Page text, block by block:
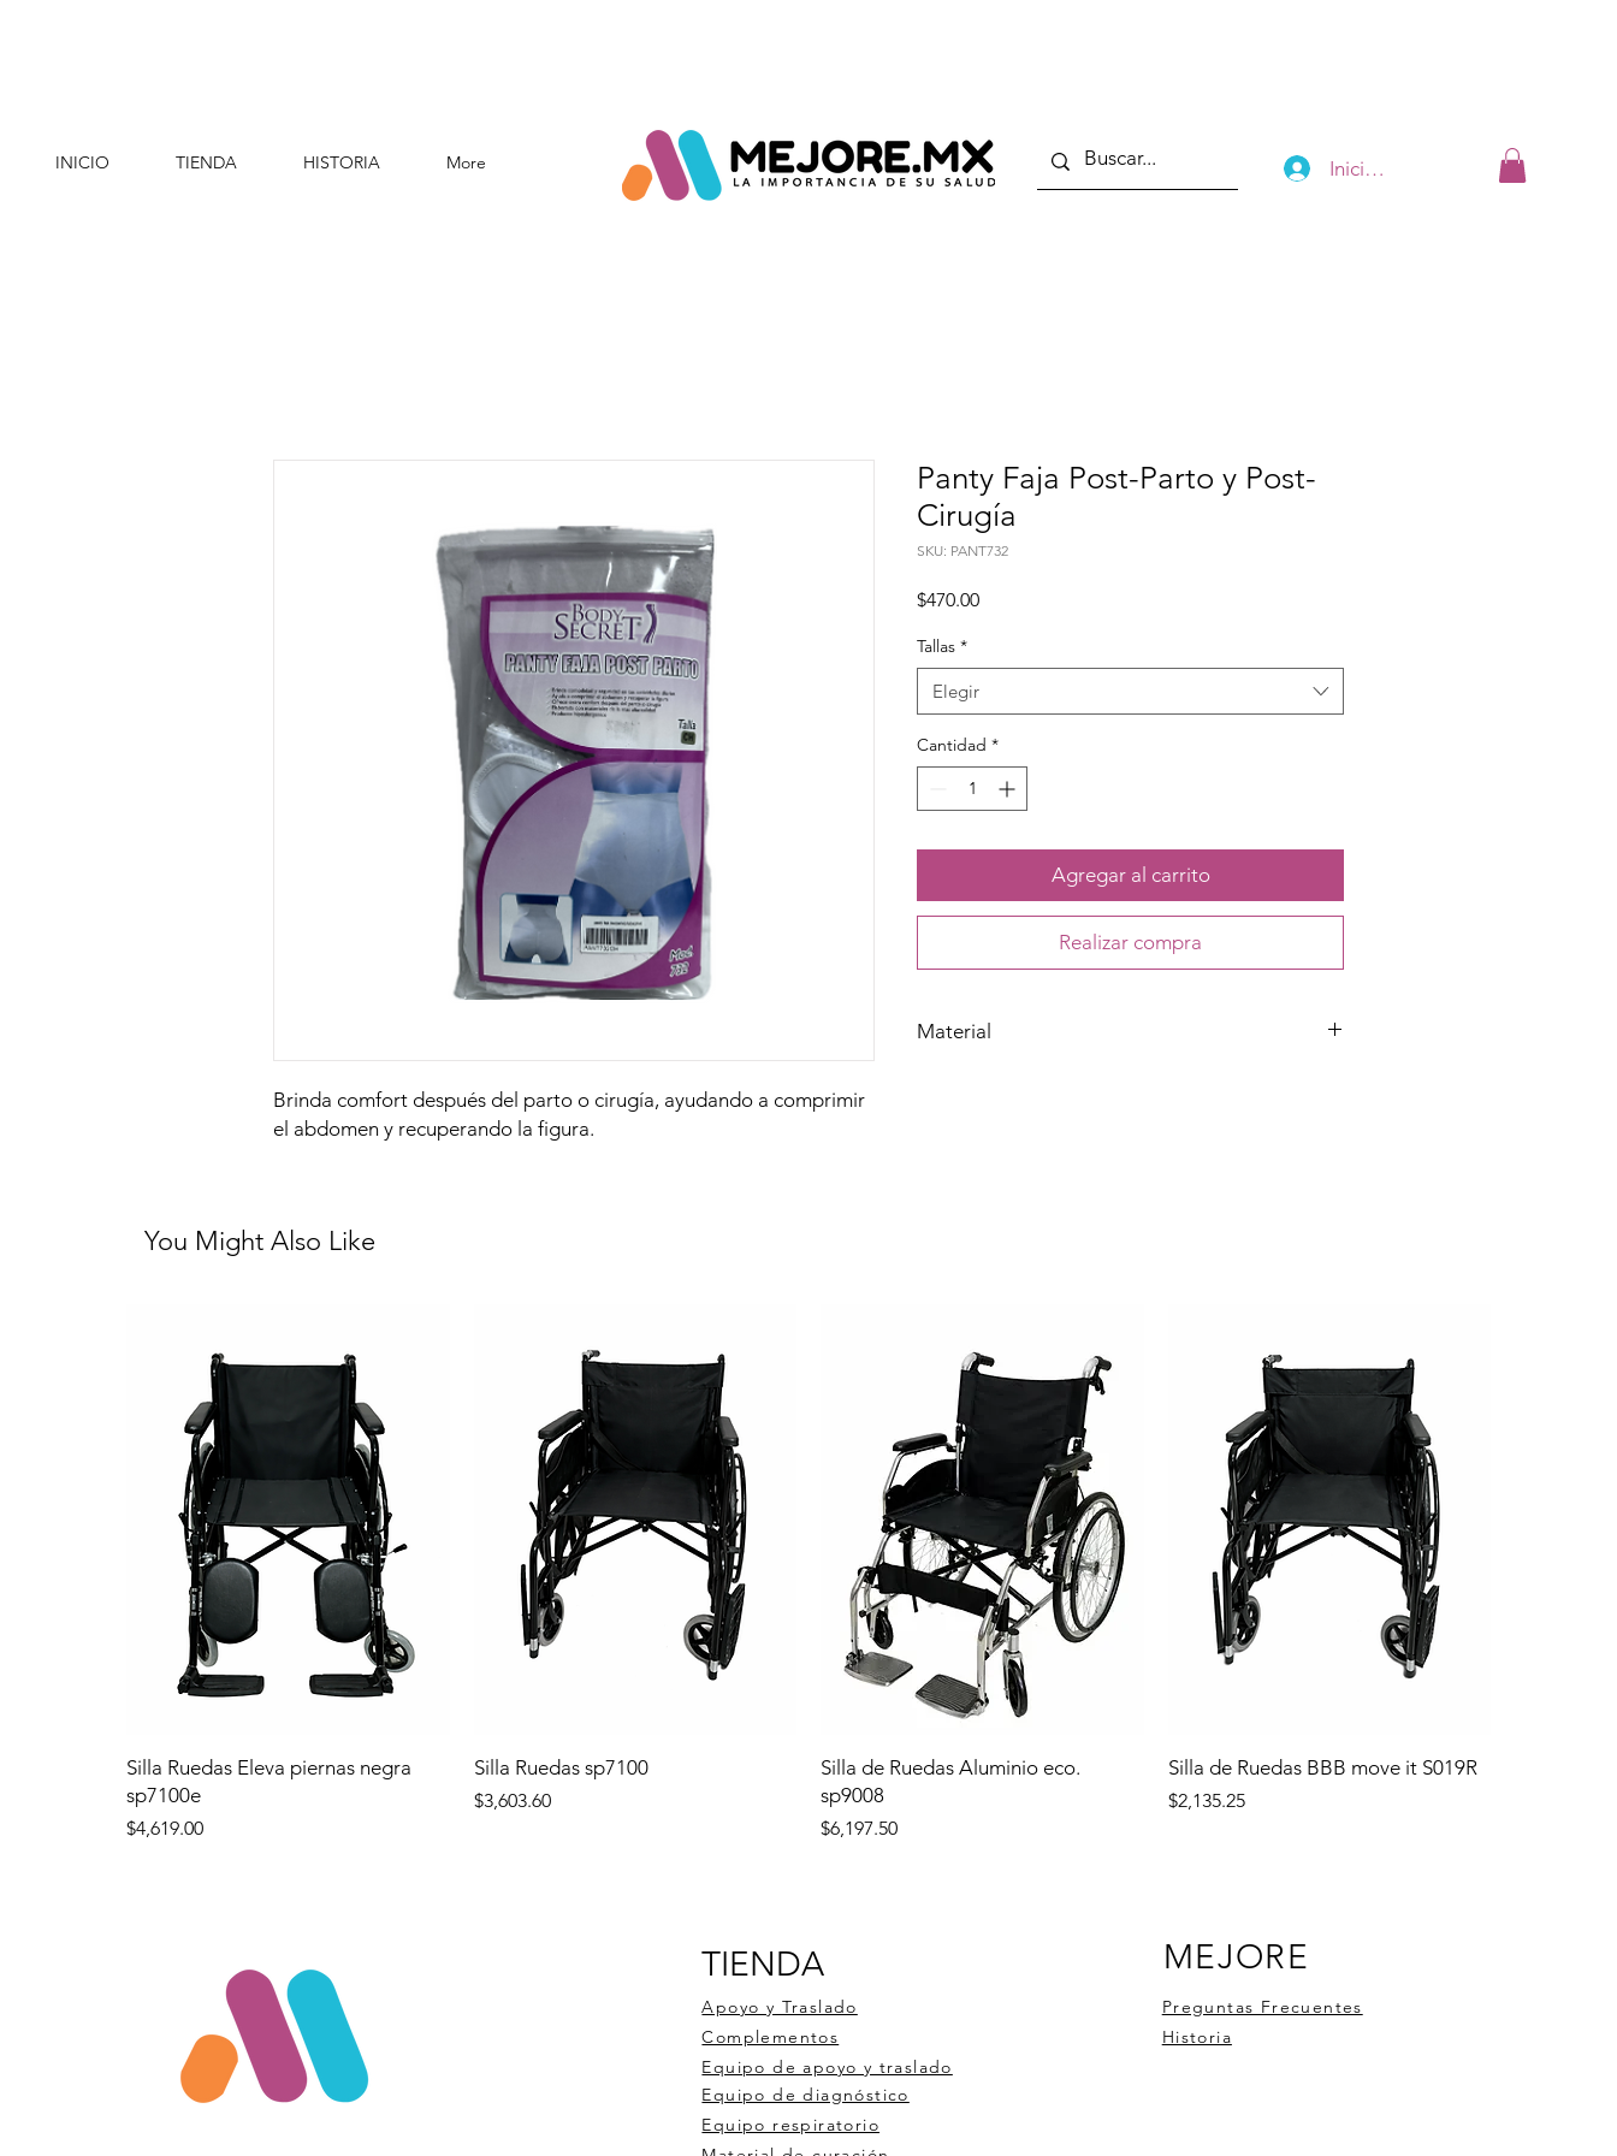
INICIO TIENDA HISTORIA More Iniciar sesión
Brinda comfort después del parto o cirugía, ayudando a comprimir
el abdomen y recuperando la figura.
Panty Faja Post-Parto y Post-
Cirugía
SKU: PANT732
$470.00Precio
Tallas *
Elegir
Cantidad *
Agregar al carrito
Realizar compra
Material
You Might Also Like
Silla Ruedas Eleva piernas negra
sp7100e
Precio
$4,619.00
Silla Ruedas sp7100
Precio
$3,603.60
Silla de Ruedas Aluminio eco.
sp9008
Precio
$6,197.50
Silla de Ruedas BBB move it S019R
Precio
$2,135.25
TIENDA
Apoyo y Traslado
Complementos
Equipo de apoyo y traslado
Equipo de diagnóstico
Equipo respiratorio
MEJORE
Preguntas Frecuentes
Historia